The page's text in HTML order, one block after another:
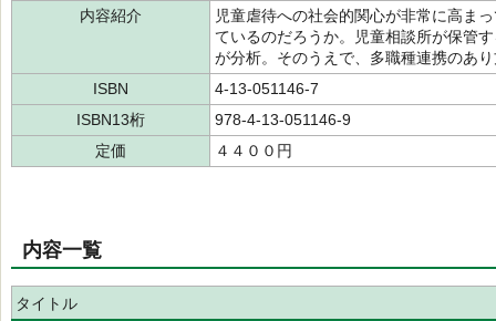
内容紹介
児童虐待への社会的関心が非常に高ま
ているのだろうか。児童相談所が保管
が分析。そのうえで、多職種連携のあ
ISBN
4-13-051146-7
ISBN13桁
978-4-13-051146-9
定価
４４００円
内容一覧
タイトル